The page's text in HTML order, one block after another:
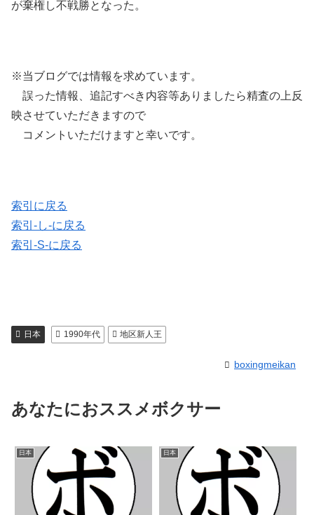
が棄権し不戦勝となった。
※当ブログでは情報を求めています。
誤った情報、追記すべき内容等ありましたら精査の上反
映させていただきますので
コメントいただけますと幸いです。
索引に戻る
索引-し-に戻る
索引-S-に戻る
日本 1990年代 地区新人王
boxingmeikan
あなたにおススメボクサー
日本 日本